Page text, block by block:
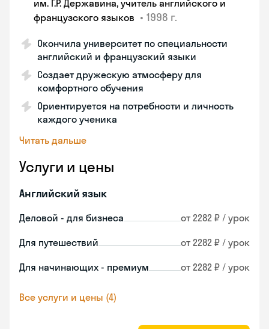
им. Г.Р. Державина, учитель английского и
французского языков • 1998 г.
Окончила университет по специальности
английский и французский языки
Создает дружескую атмосферу для
комфортного обучения
Ориентируется на потребности и личность
каждого ученика
Читать дальше
Услуги и цены
Английский язык
Деловой - для бизнеса от 2282 ₽ / урок
Для путешествий от 2282 ₽ / урок
Для начинающих - премиум от 2282 ₽ / урок
Все услуги и цены (4)